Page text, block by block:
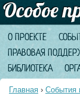
О ПРОЕКТЕ
ПРАВОВАЯ
БИБЛИОТЕКА
Главная › События